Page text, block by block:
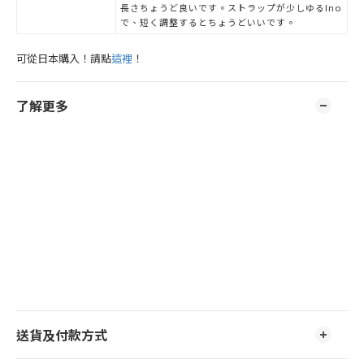
長さちょうど良いです。ストラップが少しゆるIno
で、短く調整するとちょうどいいです。
可從日本購入！請點這裡 ！
了解更多
送貨及付款方式